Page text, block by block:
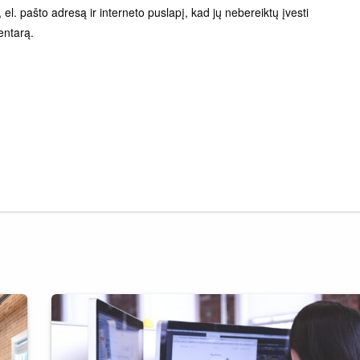
pašto adresą ir interneto puslapį, kad jų nebereiktų įvesti